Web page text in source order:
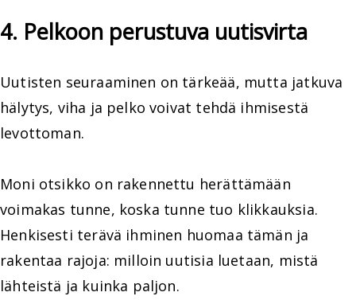
4. Pelkoon perustuva uutisvirta
Uutisten seuraaminen on tärkeää, mutta jatkuva
hälytys, viha ja pelko voivat tehdä ihmisestä
levottoman.
Moni otsikko on rakennettu herättämään
voimakas tunne, koska tunne tuo klikkauksia.
Henkisesti terävä ihminen huomaa tämän ja
rakentaa rajoja: milloin uutisia luetaan, mistä
lähteistä ja kuinka paljon.